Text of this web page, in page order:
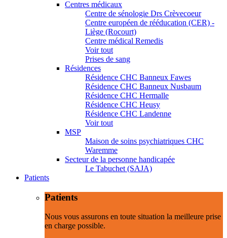
Centres médicaux
Centre de sénologie Drs Crèvecoeur
Centre européen de rééducation (CER) -
Liège (Rocourt)
Centre médical Remedis
Voir tout
Prises de sang
Résidences
Résidence CHC Banneux Fawes
Résidence CHC Banneux Nusbaum
Résidence CHC Hermalle
Résidence CHC Heusy
Résidence CHC Landenne
Voir tout
MSP
Maison de soins psychiatriques CHC
Waremme
Secteur de la personne handicapée
Le Tabuchet (SAJA)
Patients
Patients
Nous vous assurons en toute situation la meilleure prise
en charge possible.